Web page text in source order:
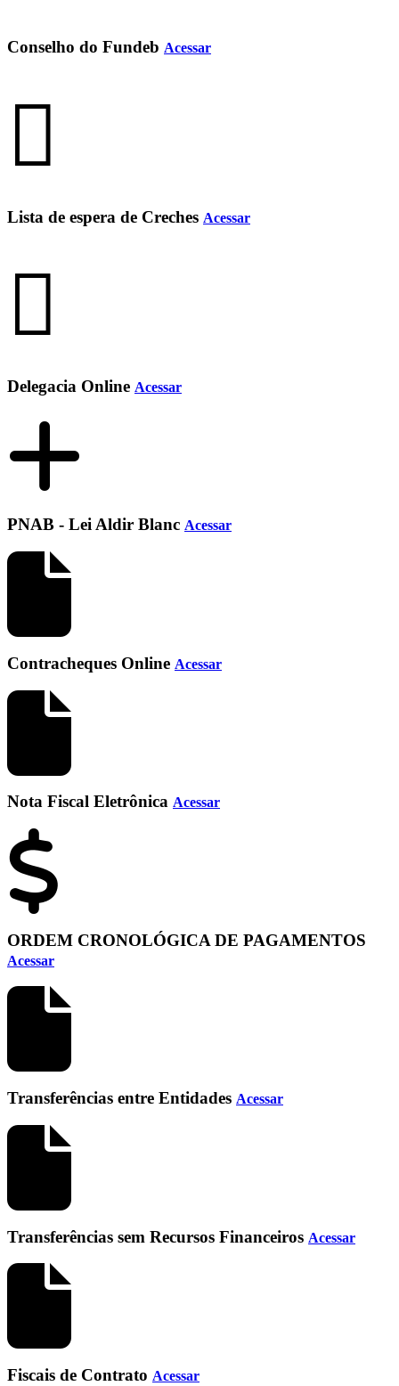
Conselho do Fundeb Acessar
Lista de espera de Creches Acessar
Delegacia Online Acessar
PNAB - Lei Aldir Blanc Acessar
Contracheques Online Acessar
Nota Fiscal Eletrônica Acessar
ORDEM CRONOLÓGICA DE PAGAMENTOS
Acessar
Transferências entre Entidades Acessar
Transferências sem Recursos Financeiros Acessar
Fiscais de Contrato Acessar